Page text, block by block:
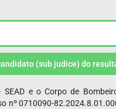
e o Corpo de
nº 0710090-
(sub judice) do